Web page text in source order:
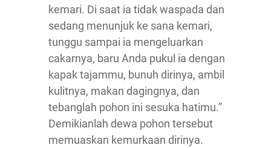
kemari. Di saat ia tidak waspada dan
sedang menunjuk ke sana kemari,
tunggu sampai ia mengeluarkan
cakarnya, baru Anda pukul ia dengan
kapak tajammu, bunuh dirinya, ambil
kulitnya, makan dagingnya, dan
tebanglah pohon ini sesuka hatimu.”
Demikianlah dewa pohon tersebut
memuaskan kemurkaan dirinya.